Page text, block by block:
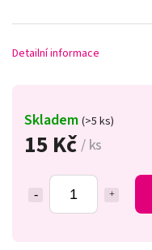
15 Kč/ ks
Skladem (>5 ks)
Detailní informace